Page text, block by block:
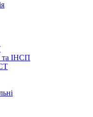
та ІНСП